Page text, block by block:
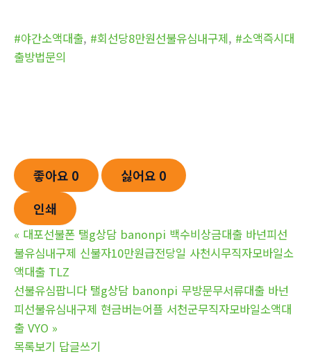
#야간소액대출, #회선당8만원선불유심내구제, #소액즉시대
출방법문의
좋아요 0 싫어요 0
인쇄
« 대포선불폰 탤g상담 banonpi 백수비상금대출 바넌피선
불유심내구제 신불자10만원급전당일 사천시무직자모바일소
액대출 TLZ
선불유심팝니다 탤g상담 banonpi 무방문무서류대출 바넌
피선불유심내구제 현금버는어플 서천군무직자모바일소액대
출 VYO »
목록보기 답글쓰기